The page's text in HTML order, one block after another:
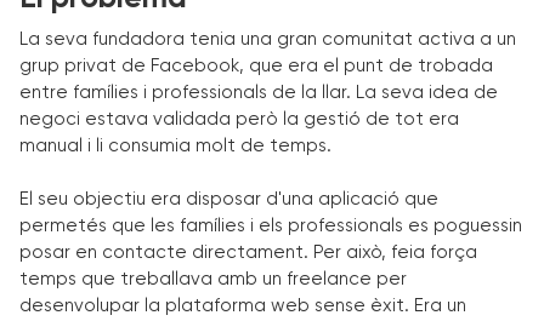
La seva fundadora tenia una gran comunitat activa a un
grup privat de Facebook, que era el punt de trobada
entre famílies i professionals de la llar. La seva idea de
negoci estava validada però la gestió de tot era
manual i li consumia molt de temps.
El seu objectiu era disposar d'una aplicació que
permetés que les famílies i els professionals es poguessin
posar en contacte directament. Per això, feia força
temps que treballava amb un freelance per
desenvolupar la plataforma web sense èxit. Era un